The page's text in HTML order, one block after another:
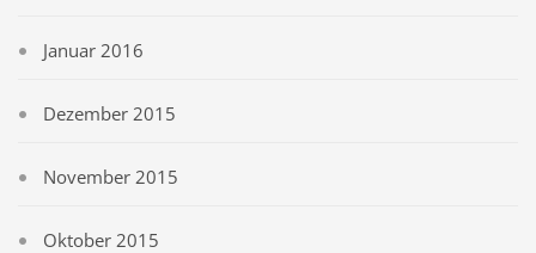
Januar 2016
Dezember 2015
November 2015
Oktober 2015